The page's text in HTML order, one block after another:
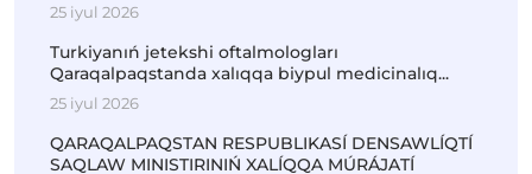
25 iyul 2026
Turkiyanıń jetekshi oftalmologları
Qaraqalpaqstanda xalıqqa biypul medicinalıq...
25 iyul 2026
QARAQALPAQSTAN RESPUBLIKASÍ DENSAWLÍQTÍ
SAQLAW MINISTIRINIŃ XALÍQQA MÚRÁJATÍ